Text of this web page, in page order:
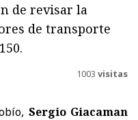
de revisar la
de transporte
1003 visitas
Sergio Giacaman